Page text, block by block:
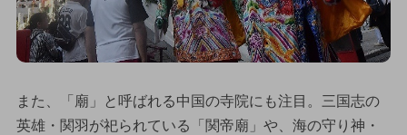
また、「廟」と呼ばれる中国の寺院にも注目。三国志の
英雄・関羽が祀られている「関帝廟」や、海の守り神・